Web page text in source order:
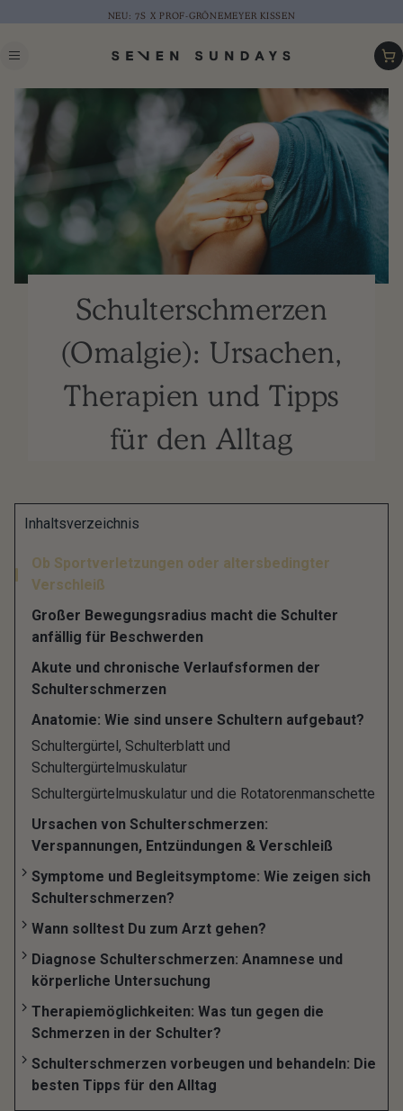
NEU: 7S X PROF-GRÖNEMEYER KISSEN
Schulterschmerzen
(Omalgie): Ursachen,
Therapien und Tipps
für den Alltag
Inhaltsverzeichnis
Ob Sportverletzungen oder altersbedingter
Verschleiß
Großer Bewegungsradius macht die Schulter
anfällig für Beschwerden
Akute und chronische Verlaufsformen der
Schulterschmerzen
Anatomie: Wie sind unsere Schultern aufgebaut?
Schultergürtel, Schulterblatt und
Schultergürtelmuskulatur
Schultergürtelmuskulatur und die Rotatorenmanschette
Ursachen von Schulterschmerzen:
Verspannungen, Entzündungen & Verschleiß
Symptome und Begleitsymptome: Wie zeigen sich
Schulterschmerzen?
Wann solltest Du zum Arzt gehen?
Diagnose Schulterschmerzen: Anamnese und
körperliche Untersuchung
Therapiemöglichkeiten: Was tun gegen die
Schmerzen in der Schulter?
Schulterschmerzen vorbeugen und behandeln: Die
besten Tipps für den Alltag
Gerade noch Sport getrieben oder schwere
schmerzt die Schulter? Mit den Beschwerden in
und Oberarm ausstrahlen, stehst Du nicht alleine
akut oder auch chronisch Verlaufen, wie z.B. durch
Gelenkverschleiß.
Ob Sportverletzungen oder
altersbedingter Verschleiß
Unterschiede was Alter, Beruf und Geschlecht
anbelangt: Unabhängig von den vielen möglichen
gleichen Maße betroffen und die Beschwerden
auftreten. Bei jüngeren Menschen sind in den